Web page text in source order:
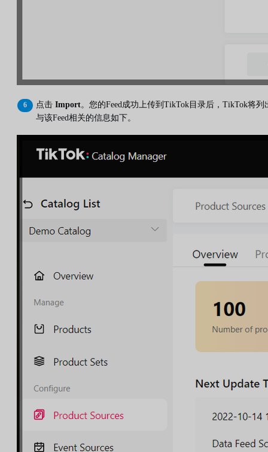
点击 Import。您的Feed成功上传到TikTok目录后，TikTok将列
与该Feed相关的信息如下。